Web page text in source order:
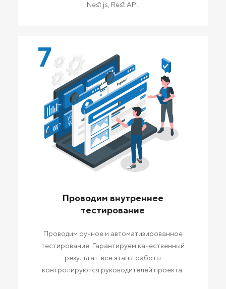
Nest.js, Rest API.
7
Проводим внутреннее
тестирование
Проводим ручное и автоматизированное
тестирование. Гарантируем качественный
результат: все этапы работы
контролируются руководителей проекта.